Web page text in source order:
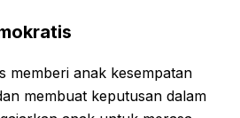
memberi anak kesempatan
membuat keputusan dalam